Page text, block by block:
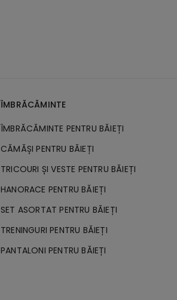
ÎMBRĂCĂMINTE
ÎMBRĂCĂMINTE PENTRU BĂIEȚI
CĂMĂȘI PENTRU BĂIEȚI
TRICOURI ȘI VESTE PENTRU BĂIEȚI
HANORACE PENTRU BĂIEȚI
SET ASORTAT PENTRU BĂIEȚI
TRENINGURI PENTRU BĂIEȚI
PANTALONI PENTRU BĂIEȚI